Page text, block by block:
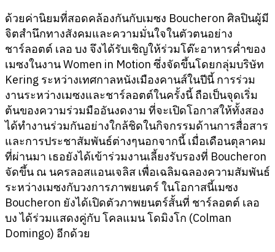
ด้วยค่านิยมที่สอดคล้องกันกับเมซง Boucheron ศิลปินผู้มี
จิตสำนึกทางสังคมและความมั่นใจในตัวตนอย่าง
ชาร์ลอตต์ เลอ บง จึงได้รับเชิญให้ร่วมโต๊ะอาหารค่ำของ
เมซงในงาน Women in Motion ซึ่งจัดขึ้นโดยกลุ่มบริษัท
Kering ระหว่างเทศกาลหนังเมืองคานส์ในปีนี้ การร่วม
งานระหว่างเมซงและชาร์ลอตต์ในครั้งนี้ ถือเป็นจุดเริ่ม
ต้นของความร่วมมืออันงดงาม ที่จะเปิดโอกาสให้ทั้งสอง
ได้ทำงานร่วมกันอย่างใกล้ชิดในกิจกรรมด้านการสื่อสาร
และการประชาสัมพันธ์ต่างๆนอกจากนี้ เมื่อเดือนตุลาคม
ที่ผ่านมา เธอยังได้เข้าร่วมงานเลี้ยงรับรองที่ Boucheron
จัดขึ้น ณ นครลอสแอนเจลิส เพื่อเฉลิมฉลองความสัมพันธ์
ระหว่างเมซงกับวงการภาพยนตร์ ในโอกาสนี้เมซง
Boucheron ยังได้เปิดตัวภาพยนตร์สั้นที่ ชาร์ลอตต์ เลอ
บง ได้ร่วมแสดงคู่กับ โคลแมน โดมิงโก (Colman
Domingo) อีกด้วย